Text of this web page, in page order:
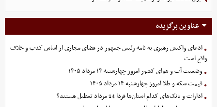
عناوین برگزیده
ادعای واکنش رهبری به نامه رئیس جمهور در فضای مجازی از اساس کذب و خلاف
واقع است
وضعیت آب و هوای کشور امروز چهارشنبه ۱۴ مرداد ۱۴۰۵
قیمت سکه و طلا امروز چهارشنبه ۱۴ مرداد ۱۴۰۵
ادارات و بانک‌های کدام استان‌ها فردا 14 مرداد تعطیل هستند؟